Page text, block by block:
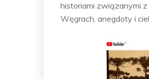
historiami związanymi
Węgrach, anegdoty i